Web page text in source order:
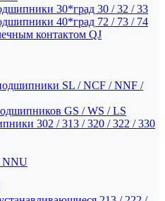
30*град 30 / 32 / 33
40*град 72 / 73 / 74
контактом QJ
SL / NCF / NNF /
GS / WS / LS
302 / 313 / 320 / 322 / 330
NNU